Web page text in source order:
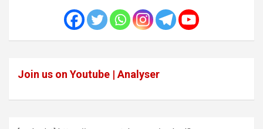
Join us on Youtube | Analyser